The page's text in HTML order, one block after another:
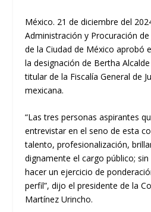
México. 21 de diciembre del
Administración y Procuración
de la Ciudad de México aprobó
la designación de Bertha
titular de la Fiscalía General de
mexicana.
“Las tres personas aspirantes
entrevistar en el seno de esta
talento, profesionalización,
dignamente el cargo público;
hacer un ejercicio de
perfil”, dijo el presidente de la
Martínez Urincho.